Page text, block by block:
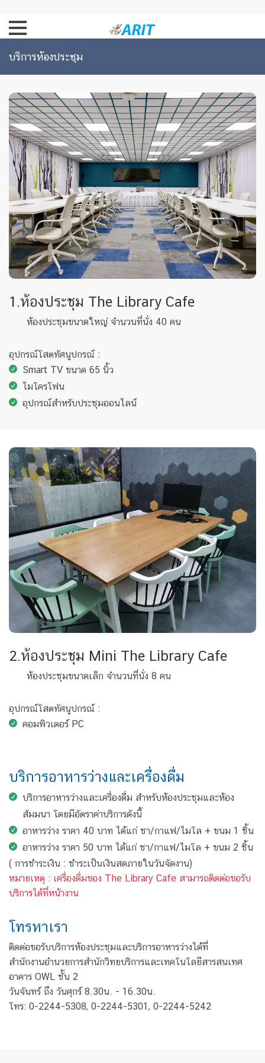
บริการห้องประชุม
1.ห้องประชุม The Library Cafe
ห้องประชุมขนาดใหญ่ จำนวนที่นั่ง 40 คน
อุปกรณ์โสตทัศนูปกรณ์ :
Smart TV ขนาด 65 นิ้ว
ไมโครโฟน
อุปกรณ์สำหรับประชุมออนไลน์
2.ห้องประชุม Mini The Library Cafe
ห้องประชุมขนาดเล็ก จำนวนที่นั่ง 8 คน
อุปกรณ์โสตทัศนูปกรณ์ :
คอมพิวเตอร์ PC
บริการอาหารว่างและเครื่องดื่ม
บริการอาหารว่างและเครื่องดื่ม สำหรับห้องประชุมและห้อง
สัมมนา โดยมีอัตราค่าบริการดังนี้
อาหารว่าง ราคา 40 บาท ได้แก่ ชา/กาแฟ/ไมโล + ขนม 1 ชิ้น
อาหารว่าง ราคา 50 บาท ได้แก่ ชา/กาแฟ/ไมโล + ขนม 2 ชิ้น
( การชำระเงิน : ชำระเป็นเงินสดภายในวันจัดงาน)
หมายเหตุ : เครื่องดื่มของ The Library Cafe สามารถติดต่อขอรับ
บริการได้ที่หน้างาน
โทรหาเรา
ติดต่อขอรับบริการห้องประชุมและบริการอาหารว่างได้ที่
สำนักงานอำนวยการสำนักวิทยบริการและเทคโนโลยีสารสนเทศ
อาคาร OWL ชั้น 2
วันจันทร์ ถึง วันศุกร์ 8.30น. - 16.30น.
โทร: 0-2244-5308, 0-2244-5301, 0-2244-5242